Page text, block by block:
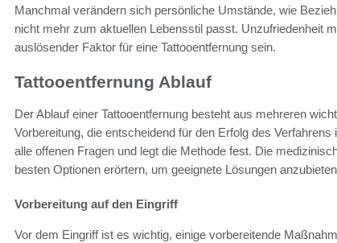
Manchmal verändern sich persönliche Umstände, wie
nicht mehr zum aktuellen Lebensstil passt. Unzufriedenheit
auslösender Faktor für eine Tattooentfernung sein.
Tattooentfernung Ablauf
Der Ablauf einer Tattooentfernung besteht aus mehreren
Vorbereitung, die entscheidend für den Erfolg des
alle offenen Fragen und legt die Methode fest. Die
besten Optionen erörtern, um geeignete Lösungen
Vorbereitung auf den Eingriff
Vor dem Eingriff ist es wichtig, einige vorbereitende